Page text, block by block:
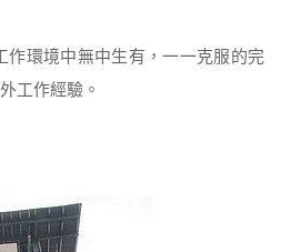
環境中無中生有，一一克服的完
工作經驗。